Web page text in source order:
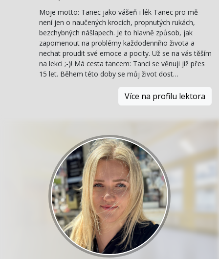
Moje motto: Tanec jako vášeň i lék Tanec pro mě
není jen o naučených krocích, propnutých rukách,
bezchybných nášlapech. Je to hlavně způsob, jak
zapomenout na problémy každodenního života a
nechat proudit své emoce a pocity. Už se na vás těším
na lekci ;-)! Má cesta tancem: Tanci se věnuji již přes
15 let. Během této doby se můj život dost…
Více na profilu lektora